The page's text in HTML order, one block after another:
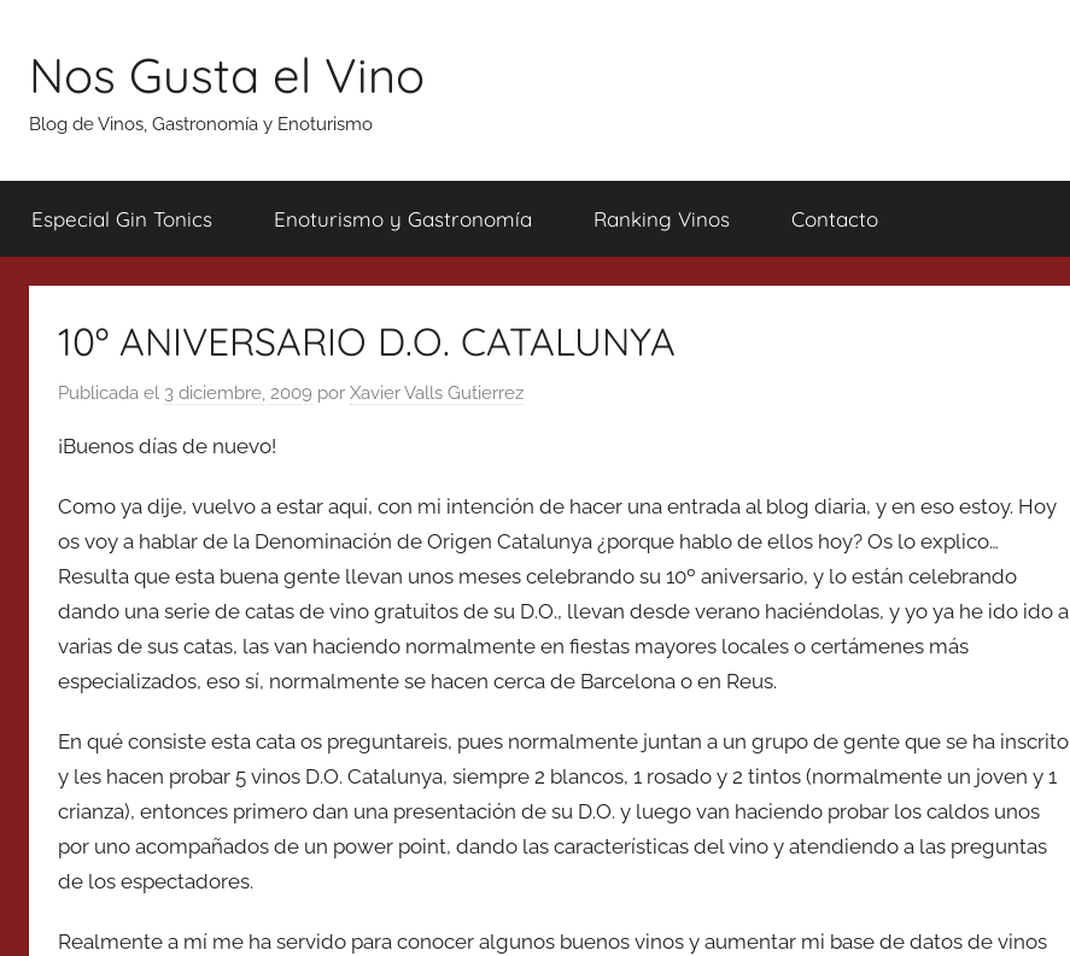
contenido
Nos Gusta el Vino
Blog de Vinos, Gastronomía y Enoturismo
Especial Gin Tonics Enoturismo y Gastronomía Ranking Vinos Contacto
10º ANIVERSARIO D.O. CATALUNYA
Publicada el 3 diciembre, 2009 por Xavier Valls Gutierrez
¡Buenos días de nuevo!
Como ya dije, vuelvo a estar aquí, con mi intención de hacer una entrada al blog diaria, y en eso estoy. Hoy
os voy a hablar de la Denominación de Origen Catalunya ¿porque hablo de ellos hoy? Os lo explico…
Resulta que esta buena gente llevan unos meses celebrando su 10º aniversario, y lo están celebrando
dando una serie de catas de vino gratuitos de su D.O., llevan desde verano haciéndolas, y yo ya he ido ido a
varias de sus catas, las van haciendo normalmente en fiestas mayores locales o certámenes más
especializados, eso sí, normalmente se hacen cerca de Barcelona o en Reus.
En qué consiste esta cata os preguntareis, pues normalmente juntan a un grupo de gente que se ha inscrito
y les hacen probar 5 vinos D.O. Catalunya, siempre 2 blancos, 1 rosado y 2 tintos (normalmente un joven y 1
crianza), entonces primero dan una presentación de su D.O. y luego van haciendo probar los caldos unos
por uno acompañados de un power point, dando las características del vino y atendiendo a las preguntas
de los espectadores.
Realmente a mí me ha servido para conocer algunos buenos vinos y aumentar mi base de datos de vinos